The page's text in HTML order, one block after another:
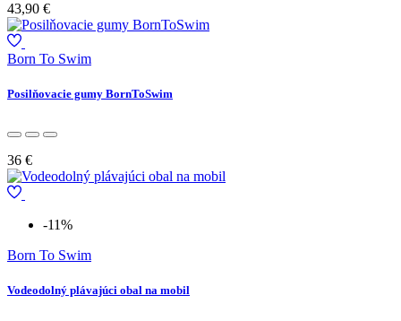
43,90 €
Born To Swim
Posilňovacie gumy BornToSwim
36 €
-11%
Born To Swim
Vodeodolný plávajúci obal na mobil